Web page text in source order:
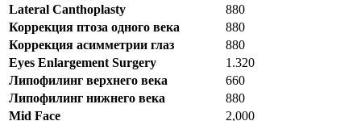
Lateral Canthoplasty
880
Коррекция птоза одного века
880
Коррекция асимметрии глаз
880
Eyes Enlargement Surgery
1.320
Липофилинг верхнего века
660
Липофилинг нижнего века
880
Mid Face
2,000